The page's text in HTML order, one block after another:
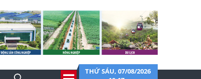
THỨ SÁU, 07/08/2026